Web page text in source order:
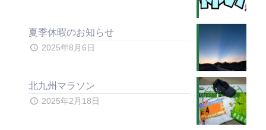
夏季休暇のお知らせ
2025年8月6日
北九州マラソン
2025年2月18日